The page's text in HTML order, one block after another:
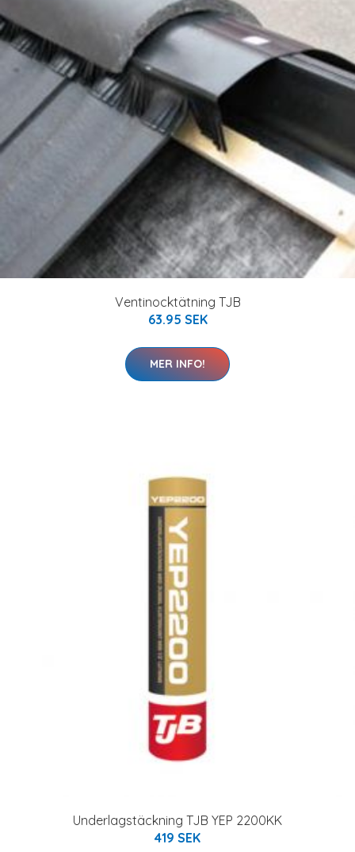
Ventinocktätning TJB
63.95 SEK
MER INFO!
Underlagstäckning TJB YEP 2200KK
419 SEK